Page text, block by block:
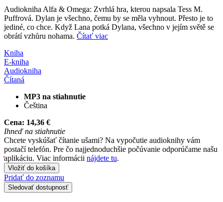
Audiokniha Alfa & Omega: Zvrhlá hra, kterou napsala Tess M.
Puffrová. Dylan je všechno, čemu by se měla vyhnout. Přesto je to
jediné, co chce. Když Lana potká Dylana, všechno v jejím světě se
obrátí vzhůru nohama. Čítať viac
Kniha
E-kniha
Audiokniha
Čítaná
MP3 na stiahnutie
Čeština
Cena: 14,36 €
Ihneď na stiahnutie
Chcete vyskúšať čítanie ušami? Na vypočutie audioknihy vám
postačí telefón. Pre čo najjednoduchšie počúvanie odporúčame našu
aplikáciu. Viac informácii nájdete tu.
Vložiť do košíka
Pridať do zoznamu
Sledovať dostupnosť